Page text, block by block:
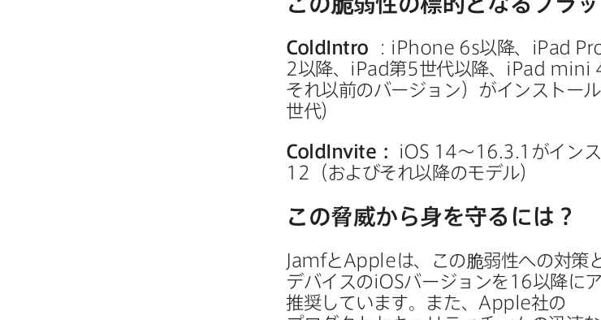
ColdIntro ： iPhone 6s以降、 iPad
2以降、 iPad第5世代以降、 iPad mini
それ以前の​バージョン）が​インストー
世代）
ColdInvite ： iOS 14〜16 3 1 が​イン
12 （および​それ以降の​モデル）
この​脅威から​身を​守るには？
Jamfと Appleは、​この​脆弱性への​対策
デバイスのiOSバージョンを 16以降に​
推奨しています。​また、 Apple社の​